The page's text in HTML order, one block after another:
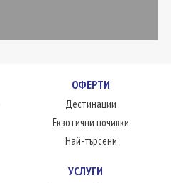
ОФЕРТИ
Дестинации
Екзотични почивки
Най-търсени
УСЛУГИ